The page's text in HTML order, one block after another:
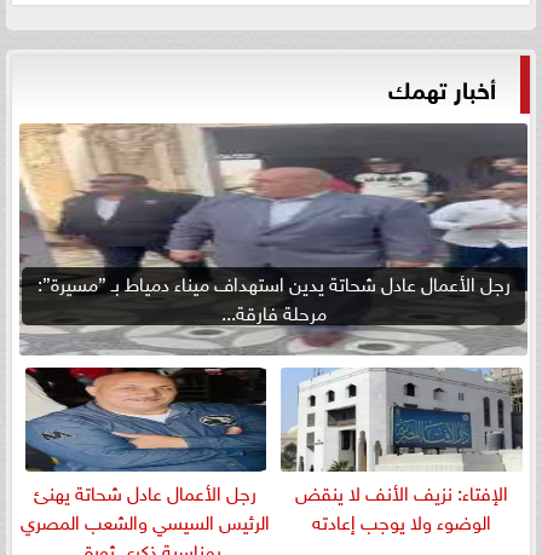
أخبار تهمك
رجل الأعمال عادل شحاتة يدين استهداف ميناء دمياط بـ ”مسيرة”:
مرحلة فارقة...
الإفتاء: نزيف الأنف لا ينقض
الوضوء ولا يوجب إعادته
رجل الأعمال عادل شحاتة يهنئ
الرئيس السيسي والشعب المصري